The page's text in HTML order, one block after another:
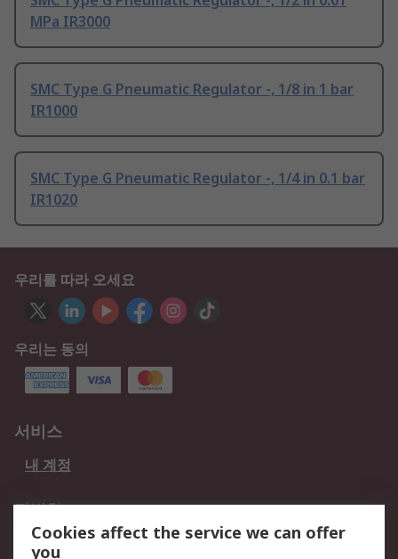
MPa IR3000
SMC Type G Pneumatic Regulator -, 1/8 in 1 bar
IR1000
SMC Type G Pneumatic Regulator -, 1/4 in 0.1 bar
IR1020
우리를 따라 오세요
우리는 동의
서비스
내 계정
적법한
개인 정보 보호 정책
데이터 보호
Cookies affect the service we can offer
you